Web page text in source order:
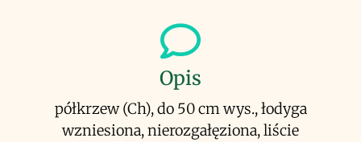
Opis
półkrzew (Ch), do 50 cm wys., łodyga
wzniesiona, nierozgałęziona, liście